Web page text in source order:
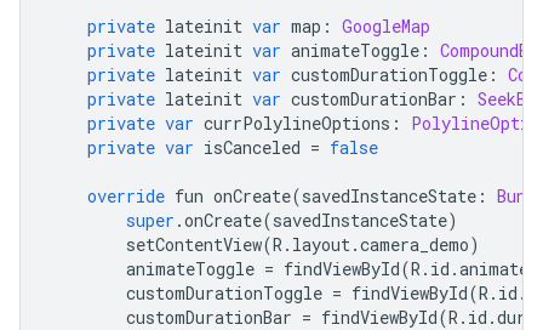
private lateinit var map : GoogleMap
private lateinit var animateToggle :
private lateinit var customDurationToggle :
private lateinit var customDurationBar :
private var currPolylineOptions :
private var isCanceled = false
override fun onCreate(savedInstanceState :
super .onCreate(savedInstanceState)
setContentView(R . layout.camera_demo)
animateToggle = findViewById(R . id .animate
customDurationToggle = findViewById(R . id .
customDurationBar = findViewById(R . id .